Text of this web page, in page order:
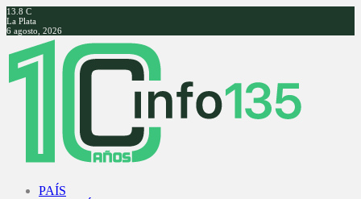
13.8 C
La Plata
6 agosto, 2026
Facebook
Twitter
Instagram
Youtube
PAÍS